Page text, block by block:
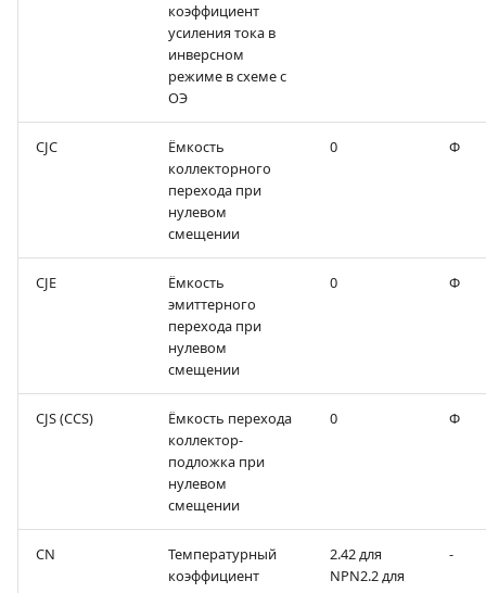
коэффициент
усиления тока в
инверсном
режиме в схеме с
ОЭ
CJC
Ёмкость
коллекторного
перехода при
нулевом
смещении
0 Ф
CJE
Ёмкость
эмиттерного
перехода при
нулевом
смещении
0 Ф
CJS (CCS)
Ёмкость перехода
коллектор-
подложка при
нулевом
смещении
0 Ф
CN
Температурный
коэффициент
2.42 для
NPN2.2 для
-